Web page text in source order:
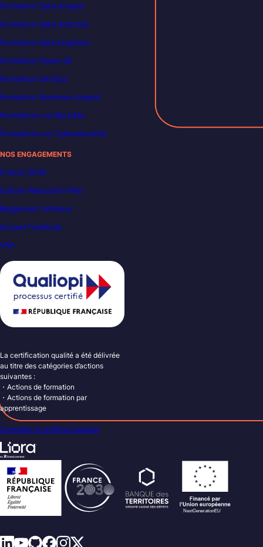
Formation Data Analyst
Formation Data Scientist
Formation Data Engineer
Formation Power BI
Formation DevOps
Formation Business Analyst
Formations en Big Data
Formations en Cybersécurité
NOS ENGAGEMENTS
France 2030
Carbon Reduction Plan
Règlement intérieur
Accueil handicap
VAE
La certification qualité a été délivrée
au titre des catégories d’actions
suivantes :
・Actions de formation
・Actions de formation par
apprentissage
Consulter le certificat Qualiopi